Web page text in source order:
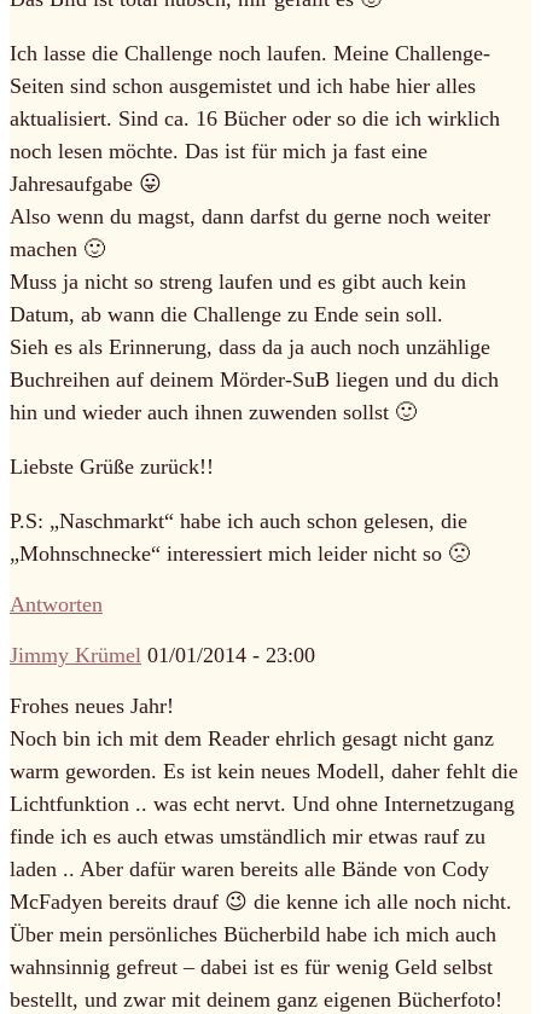
Ich lasse die Challenge noch laufen. Meine Challenge-
Seiten sind schon ausgemistet und ich habe hier alles
aktualisiert. Sind ca. 16 Bücher oder so die ich wirklich
noch lesen möchte. Das ist für mich ja fast eine
Jahresaufgabe 😛
Also wenn du magst, dann darfst du gerne noch weiter
machen 🙂
Muss ja nicht so streng laufen und es gibt auch kein
Datum, ab wann die Challenge zu Ende sein soll.
Sieh es als Erinnerung, dass da ja auch noch unzählige
Buchreihen auf deinem Mörder-SuB liegen und du dich
hin und wieder auch ihnen zuwenden sollst 🙂
Liebste Grüße zurück!!
P.S: „Naschmarkt“ habe ich auch schon gelesen, die
„Mohnschnecke“ interessiert mich leider nicht so 🙁
Antworten
Jimmy Krümel 01/01/2014 - 23:00
Frohes neues Jahr!
Noch bin ich mit dem Reader ehrlich gesagt nicht ganz
warm geworden. Es ist kein neues Modell, daher fehlt die
Lichtfunktion .. was echt nervt. Und ohne Internetzugang
finde ich es auch etwas umständlich mir etwas rauf zu
laden .. Aber dafür waren bereits alle Bände von Cody
McFadyen bereits drauf 😉 die kenne ich alle noch nicht.
Über mein persönliches Bücherbild habe ich mich auch
wahnsinnig gefreut – dabei ist es für wenig Geld selbst
bestellt, und zwar mit deinem ganz eigenen Bücherfoto!